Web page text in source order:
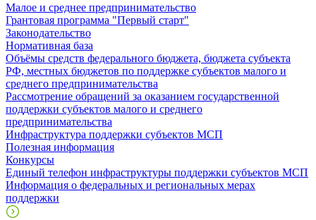
Малое и среднее предпринимательство
Грантовая программа "Первый старт"
Законодательство
Нормативная база
Объёмы средств федерального бюджета, бюджета субъекта
РФ, местных бюджетов по поддержке субъектов малого и
среднего предпринимательства
Рассмотрение обращений за оказанием государственной
поддержки субъектов малого и среднего
предпринимательства
Инфраструктура поддержки субъектов МСП
Полезная информация
Конкурсы
Единый телефон инфраструктуры поддержки субъектов МСП
Информация о федеральных и региональных мерах
поддержки